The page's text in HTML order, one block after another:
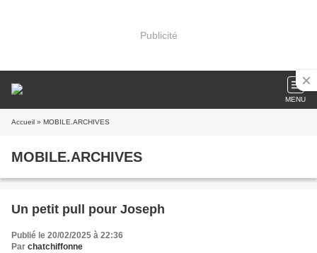
Publicité
MENU
Accueil » MOBILE.ARCHIVES
MOBILE.ARCHIVES
Un petit pull pour Joseph
Publié le 20/02/2025 à 22:36
Par chatchiffonne